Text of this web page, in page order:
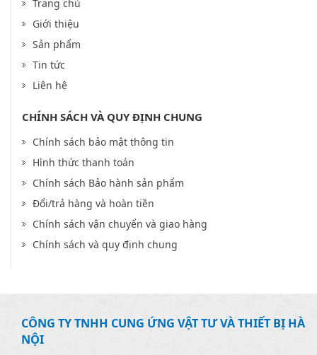
Trang chủ
Giới thiệu
Sản phẩm
Tin tức
Liên hệ
CHÍNH SÁCH VÀ QUY ĐỊNH CHUNG
Chính sách bảo mật thông tin
Hình thức thanh toán
Chính sách Bảo hành sản phẩm
Đổi/trả hàng và hoàn tiền
Chính sách vận chuyển và giao hàng
Chính sách và quy định chung
CÔNG TY TNHH CUNG ỨNG VẬT TƯ VÀ THIẾT BỊ HÀ
NỘI